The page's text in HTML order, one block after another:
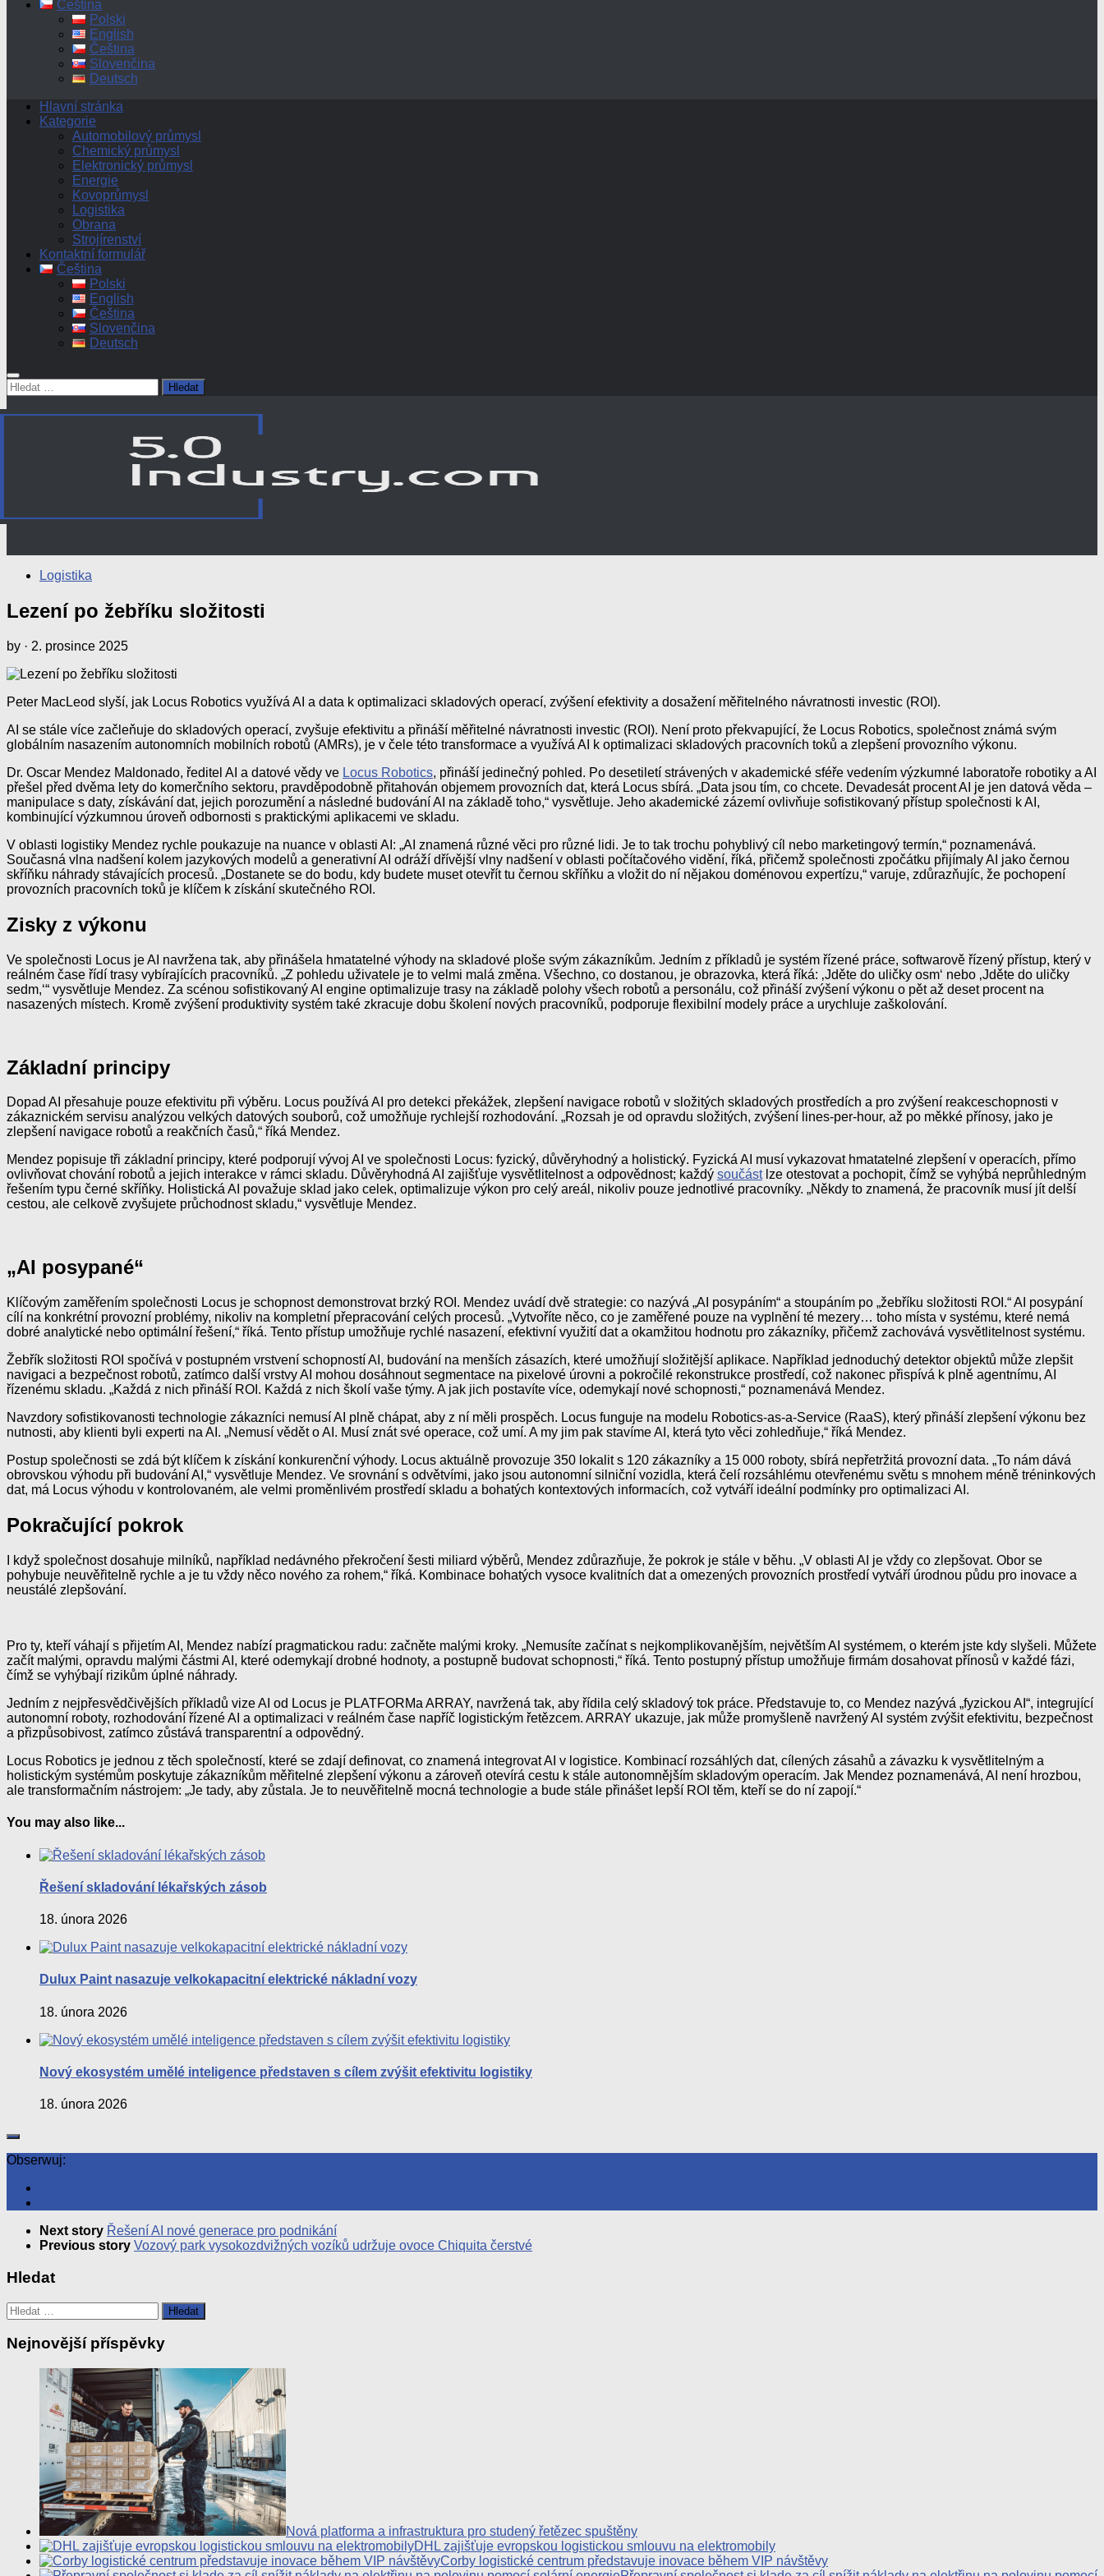
Čeština
Polski
English
Čeština
Slovenčina
Deutsch
Hlavní stránka
Kategorie
Automobilový průmysl
Chemický průmysl
Elektronický průmysl
Energie
Kovoprůmysl
Logistika
Obrana
Strojírenství
Kontaktní formulář
Čeština
Polski
English
Čeština
Slovenčina
Deutsch
Vyhledávání
Logistika
Lezení po žebříku složitosti
by · 2. prosince 2025
Peter MacLeod slyší, jak Locus Robotics využívá AI a data k optimalizaci skladových operací, zvýšení efektivity a dosažení měřitelného návratnosti investic (ROI).
AI se stále více začleňuje do skladových operací, zvyšuje efektivitu a přináší měřitelné návratnosti investic (ROI). Není proto překvapující, že Locus Robotics, společnost známá svým
globálním nasazením autonomních mobilních robotů (AMRs), je v čele této transformace a využívá AI k optimalizaci skladových pracovních toků a zlepšení provozního výkonu.
Dr. Oscar Mendez Maldonado, ředitel AI a datové vědy ve Locus Robotics, přináší jedinečný pohled. Po desetiletí strávených v akademické sféře vedením výzkumné laboratoře robotiky a AI
přešel před dvěma lety do komerčního sektoru, pravděpodobně přitahován objemem provozních dat, která Locus sbírá. „Data jsou tím, co chcete. Devadesát procent AI je jen datová věda –
manipulace s daty, získávání dat, jejich porozumění a následné budování AI na základě toho,“ vysvětluje. Jeho akademické zázemí ovlivňuje sofistikovaný přístup společnosti k AI,
kombinující výzkumnou úroveň odbornosti s praktickými aplikacemi ve skladu.
V oblasti logistiky Mendez rychle poukazuje na nuance v oblasti AI: „AI znamená různé věci pro různé lidi. Je to tak trochu pohyblivý cíl nebo marketingový termín,“ poznamenává.
Současná vlna nadšení kolem jazykových modelů a generativní AI odráží dřívější vlny nadšení v oblasti počítačového vidění, říká, přičemž společnosti zpočátku přijímaly AI jako černou
skříňku náhrady stávajících procesů. „Dostanete se do bodu, kdy budete muset otevřít tu černou skříňku a vložit do ní nějakou doménovou expertízu,“ varuje, zdůrazňujíc, že pochopení
provozních pracovních toků je klíčem k získání skutečného ROI.
Zisky z výkonu
Ve společnosti Locus je AI navržena tak, aby přinášela hmatatelné výhody na skladové ploše svým zákazníkům. Jedním z příkladů je systém řízené práce, softwarově řízený přístup, který v
reálném čase řídí trasy vybírajících pracovníků. „Z pohledu uživatele je to velmi malá změna. Všechno, co dostanou, je obrazovka, která říká: ‚Jděte do uličky osm‘ nebo ‚Jděte do uličky
sedm,‘“ vysvětluje Mendez. Za scénou sofistikovaný AI engine optimalizuje trasy na základě polohy všech robotů a personálu, což přináší zvýšení výkonu o pět až deset procent na
nasazených místech. Kromě zvýšení produktivity systém také zkracuje dobu školení nových pracovníků, podporuje flexibilní modely práce a urychluje zaškolování.
Základní principy
Dopad AI přesahuje pouze efektivitu při výběru. Locus používá AI pro detekci překážek, zlepšení navigace robotů v složitých skladových prostředích a pro zvýšení reakceschopnosti v
zákaznickém servisu analýzou velkých datových souborů, což umožňuje rychlejší rozhodování. „Rozsah je od opravdu složitých, zvýšení lines-per-hour, až po měkké přínosy, jako je
zlepšení navigace robotů a reakčních časů,“ říká Mendez.
Mendez popisuje tři základní principy, které podporují vývoj AI ve společnosti Locus: fyzický, důvěryhodný a holistický. Fyzická AI musí vykazovat hmatatelné zlepšení v operacích, přímo
ovlivňovat chování robotů a jejich interakce v rámci skladu. Důvěryhodná AI zajišťuje vysvětlitelnost a odpovědnost; každý součástlze otestovat a pochopit, čímž se vyhýbá neprůhledným
řešením typu černé skříňky. Holistická AI považuje sklad jako celek, optimalizuje výkon pro celý areál, nikoliv pouze jednotlivé pracovníky. „Někdy to znamená, že pracovník musí jít delší
cestou, ale celkově zvyšujete průchodnost skladu,“ vysvětluje Mendez.
„AI posypané“
Klíčovým zaměřením společnosti Locus je schopnost demonstrovat brzký ROI. Mendez uvádí dvě strategie: co nazývá „AI posypáním“ a stoupáním po „žebříku složitosti ROI.“ AI posypání
cílí na konkrétní provozní problémy, nikoliv na kompletní přepracování celých procesů. „Vytvoříte něco, co je zaměřené pouze na vyplnění té mezery… toho místa v systému, které nemá
dobré analytické nebo optimální řešení,“ říká. Tento přístup umožňuje rychlé nasazení, efektivní využití dat a okamžitou hodnotu pro zákazníky, přičemž zachovává vysvětlitelnost systému.
Žebřík složitosti ROI spočívá v postupném vrstvení schopností AI, budování na menších zásazích, které umožňují složitější aplikace. Například jednoduchý detektor objektů může zlepšit
navigaci a bezpečnost robotů, zatímco další vrstvy AI mohou dosáhnout segmentace na pixelové úrovni a pokročilé rekonstrukce prostředí, což nakonec přispívá k plně agentnímu, AI
řízenému skladu. „Každá z nich přináší ROI. Každá z nich školí vaše týmy. A jak jich postavíte více, odemykají nové schopnosti,“ poznamenává Mendez.
Navzdory sofistikovanosti technologie zákazníci nemusí AI plně chápat, aby z ní měli prospěch. Locus funguje na modelu Robotics-as-a-Service (RaaS), který přináší zlepšení výkonu bez
nutnosti, aby klienti byli experti na AI. „Nemusí vědět o AI. Musí znát své operace, což umí. A my jim pak stavíme AI, která tyto věci zohledňuje,“ říká Mendez.
Postup společnosti se zdá být klíčem k získání konkurenční výhody. Locus aktuálně provozuje 350 lokalit s 120 zákazníky a 15 000 roboty, sbírá nepřetržitá provozní data. „To nám dává
obrovskou výhodu při budování AI,“ vysvětluje Mendez. Ve srovnání s odvětvími, jako jsou autonomní silniční vozidla, která čelí rozsáhlému otevřenému světu s mnohem méně tréninkových
dat, má Locus výhodu v kontrolovaném, ale velmi proměnlivém prostředí skladu a bohatých kontextových informacích, což vytváří ideální podmínky pro optimalizaci AI.
Pokračující pokrok
I když společnost dosahuje milníků, například nedávného překročení šesti miliard výběrů, Mendez zdůrazňuje, že pokrok je stále v běhu. „V oblasti AI je vždy co zlepšovat. Obor se
pohybuje neuvěřitelně rychle a je tu vždy něco nového za rohem,“ říká. Kombinace bohatých vysoce kvalitních dat a omezených provozních prostředí vytváří úrodnou půdu pro inovace a
neustálé zlepšování.
Pro ty, kteří váhají s přijetím AI, Mendez nabízí pragmatickou radu: začněte malými kroky. „Nemusíte začínat s nejkomplikovanějším, největším AI systémem, o kterém jste kdy slyšeli. Můžete
začít malými, opravdu malými částmi AI, které odemykají drobné hodnoty, a postupně budovat schopnosti,“ říká. Tento postupný přístup umožňuje firmám dosahovat přínosů v každé fázi,
čímž se vyhýbají rizikům úplné náhrady.
Jedním z nejpřesvědčivějších příkladů vize AI od Locus je PLATFORMa ARRAY, navržená tak, aby řídila celý skladový tok práce. Představuje to, co Mendez nazývá „fyzickou AI“, integrující
autonomní roboty, rozhodování řízené AI a optimalizaci v reálném čase napříč logistickým řetězcem. ARRAY ukazuje, jak může promyšleně navržený AI systém zvýšit efektivitu, bezpečnost
a přizpůsobivost, zatímco zůstává transparentní a odpovědný.
Locus Robotics je jednou z těch společností, které se zdají definovat, co znamená integrovat AI v logistice. Kombinací rozsáhlých dat, cílených zásahů a závazku k vysvětlitelným a
holistickým systémům poskytuje zákazníkům měřitelné zlepšení výkonu a zároveň otevírá cestu k stále autonomnějším skladovým operacím. Jak Mendez poznamenává, AI není hrozbou,
ale transformačním nástrojem: „Je tady, aby zůstala. Je to neuvěřitelně mocná technologie a bude stále přinášet lepší ROI těm, kteří se do ní zapojí.“
You may also like...
Řešení skladování lékařských zásob
18. února 2026
Dulux Paint nasazuje velkokapacitní elektrické nákladní vozy
18. února 2026
Nový ekosystém umělé inteligence představen s cílem zvýšit efektivitu logistiky
18. února 2026
Obserwuj:
Next story Řešení AI nové generace pro podnikání
Previous story Vozový park vysokozdvižných vozíků udržuje ovoce Chiquita čerstvé
Hledat
Vyhledávání
Nejnovější příspěvky
Nová platforma a infrastruktura pro studený řetězec spuštěny
DHL zajišťuje evropskou logistickou smlouvu na elektromobily
Corby logistické centrum představuje inovace během VIP návštěvy